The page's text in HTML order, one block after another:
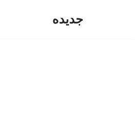
جدیده